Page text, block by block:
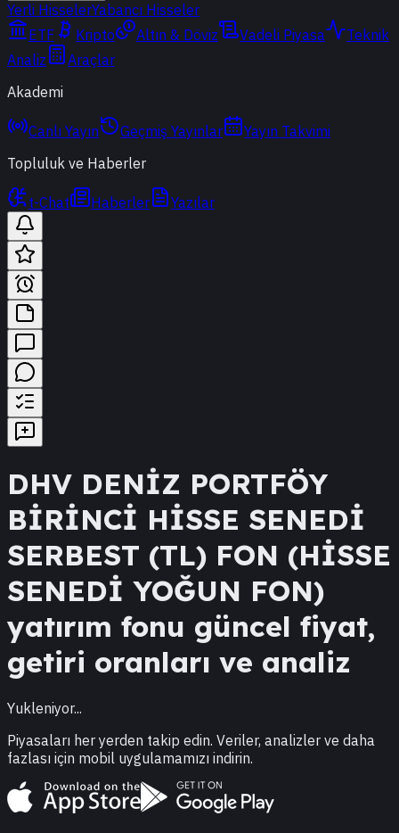
Yerli HisselerYabancı Hisseler
ETF
Kripto Altın & Döviz Vadeli Piyasa
Teknik
Analiz
Araçlar
Akademi
Canlı Yayın Geçmiş Yayınlar
Yayın Takvimi
Topluluk ve Haberler
t-Chat Haberler Yazılar
DHV DENİZ PORTFÖY
BİRİNCİ HİSSE SENEDİ
SERBEST (TL) FON (HİSSE
SENEDİ YOĞUN FON)
yatırım fonu güncel fiyat,
getiri oranları ve analiz
Yukleniyor...
Piyasaları her yerden takip edin. Veriler, analizler ve daha
fazlası için mobil uygulamamızı indirin.